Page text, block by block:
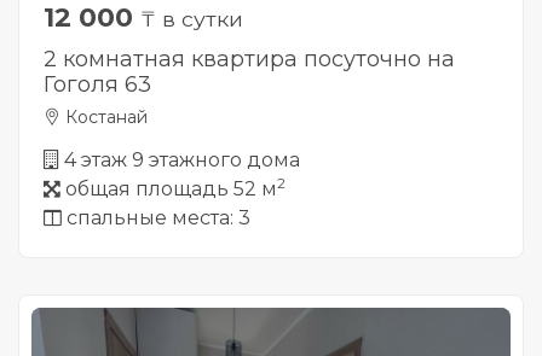
12 000 ₸ в сутки
2 комнатная квартира посуточно на
Гоголя 63
Костанай
4 этаж 9 этажного дома
общая площадь 52 м2
спальные места: 3